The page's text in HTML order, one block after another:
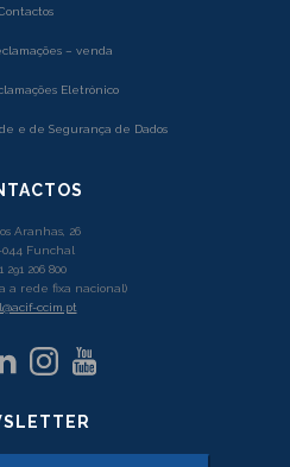
– venda
Eletrónico
e de Segurança de Dados
Aranhas, 26
044 Funchal
291 206 800
a rede fixa nacional)
ccim.pt